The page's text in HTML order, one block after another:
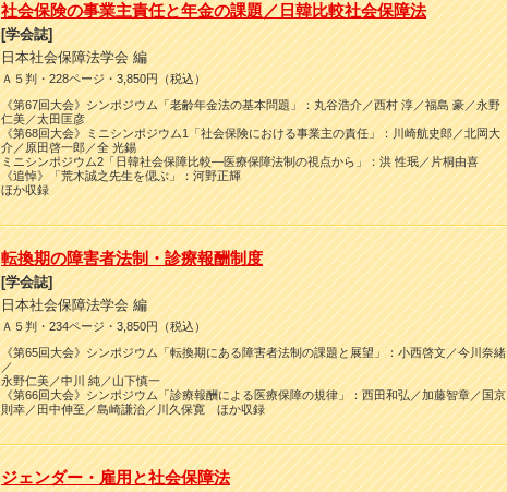
社会保険の事業主責任と年金の課題／日韓比較社会保障法
[学会誌]
日本社会保障法学会 編
Ａ５判・228ページ・3,850円（税込）
《第67回大会》シンポジウム「老齢年金法の基本問題」：丸谷浩介／西村 淳／福島 豪／永野
仁美／太田匡彦
《第68回大会》ミニシンポジウム1「社会保険における事業主の責任」：川崎航史郎／北岡大
介／原田啓一郎／全 光錫
ミニシンポジウム2「日韓社会保障比較―医療保障法制の視点から」：洪 性珉／片桐由喜
《追悼》「荒木誠之先生を偲ぶ」：河野正輝
ほか収録
転換期の障害者法制・診療報酬制度
[学会誌]
日本社会保障法学会 編
Ａ５判・234ページ・3,850円（税込）
《第65回大会》シンポジウム「転換期にある障害者法制の課題と展望」：小西啓文／今川奈緒
／
永野仁美／中川 純／山下慎一
《第66回大会》シンポジウム「診療報酬による医療保障の規律」：西田和弘／加藤智章／国京
則幸／田中伸至／島崎謙治／川久保寛 ほか収録
ジェンダー・雇用と社会保障法